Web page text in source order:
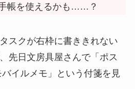
帳を使えるかも……？
スクが右枠に書ききれない
先日文房具屋さんで「ポス
イルメモ」という付箋を見